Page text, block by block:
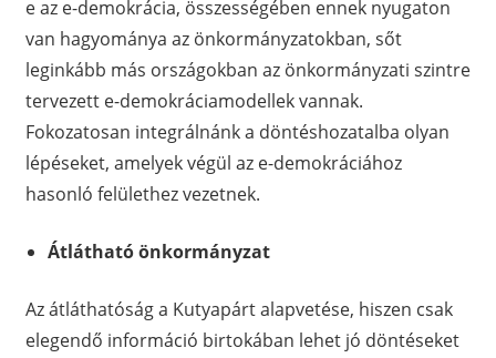
e az e-demokrácia, összességében ennek nyugaton
van hagyománya az önkormányzatokban, sőt
leginkább más országokban az önkormányzati szintre
tervezett e-demokráciamodellek vannak.
Fokozatosan integrálnánk a döntéshozatalba olyan
lépéseket, amelyek végül az e-demokráciához
hasonló felülethez vezetnek.
Átlátható önkormányzat
Az átláthatóság a Kutyapárt alapvetése, hiszen csak
elegendő információ birtokában lehet jó döntéseket